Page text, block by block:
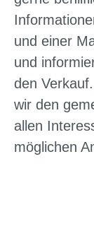
und einer
und
den
wir den
allen
möglichen